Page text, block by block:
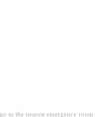
to the nearest emergency room